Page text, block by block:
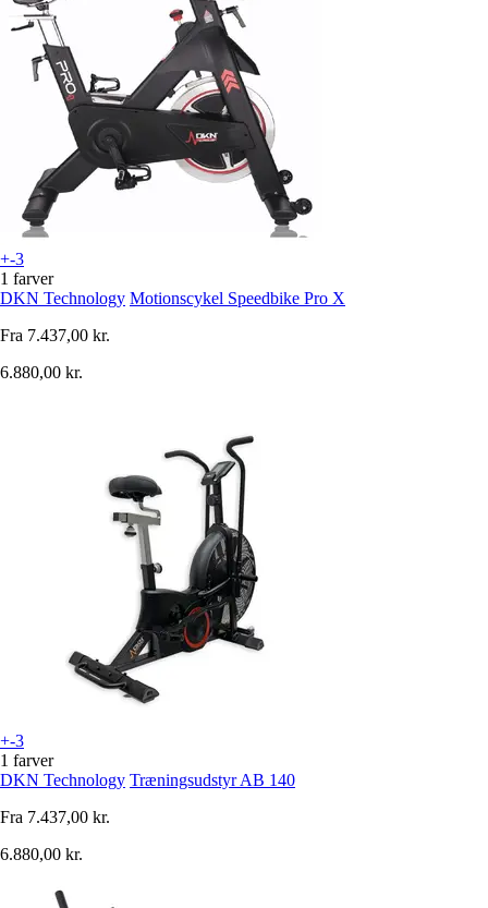
+-3
1 farver
DKN Technology Motionscykel Speedbike Pro X
Fra 7.437,00 kr.
6.880,00 kr.
+-3
1 farver
DKN Technology Træningsudstyr AB 140
Fra 7.437,00 kr.
6.880,00 kr.